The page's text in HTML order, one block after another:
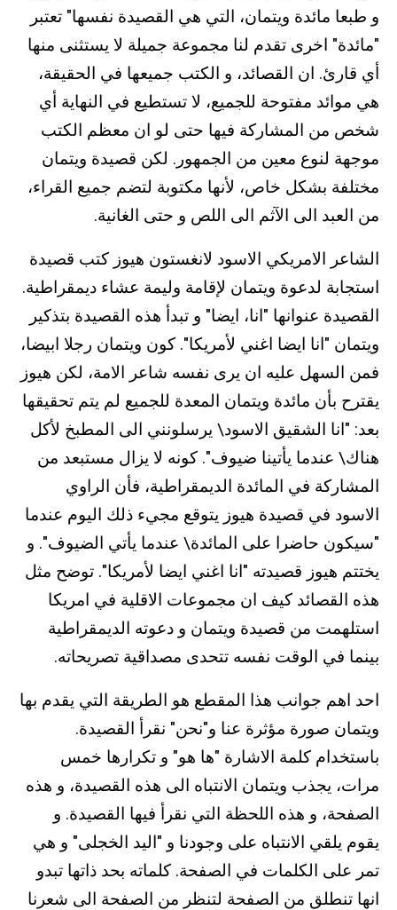
و طبعا مائدة ويتمان، التي هي القصيدة نفسها" تعتبر
"مائدة" اخرى تقدم لنا مجموعة جميلة لا يستثنى منها
أي قارئ. ان القصائد، و الكتب جميعها في الحقيقة،
هي موائد مفتوحة للجميع، لا تستطيع في النهاية أي
شخص من المشاركة فيها حتى لو ان معظم الكتب
موجهة لنوع معين من الجمهور. لكن قصيدة ويتمان
مختلفة بشكل خاص، لأنها مكتوبة لتضم جميع القراء،
من العبد الى الآثم الى اللص و حتى الغانية.
الشاعر الامريكي الاسود لانغستون هيوز كتب قصيدة
استجابة لدعوة ويتمان لإقامة وليمة عشاء ديمقراطية.
القصيدة عنوانها "انا، ايضا" و تبدأ هذه القصيدة بتذكير
ويتمان "انا ايضا اغني لأمريكا". كون ويتمان رجلا ابيضا،
فمن السهل عليه ان يرى نفسه شاعر الامة، لكن هيوز
يقترح بأن مائدة ويتمان المعدة للجميع لم يتم تحقيقها
بعد: "انا الشقيق الاسود\ يرسلونني الى المطبخ لأكل
هناك\ عندما يأتينا ضيوف". كونه لا يزال مستبعد من
المشاركة في المائدة الديمقراطية، فأن الراوي
الاسود في قصيدة هيوز يتوقع مجيء ذلك اليوم عندما
"سيكون حاضرا على المائدة\ عندما يأتي الضيوف". و
يختتم هيوز قصيدته "انا اغني ايضا لأمريكا". توضح مثل
هذه القصائد كيف ان مجموعات الاقلية في امريكا
استلهمت من قصيدة ويتمان و دعوته الديمقراطية
بينما في الوقت نفسه تتحدى مصداقية تصريحاته.
احد اهم جوانب هذا المقطع هو الطريقة التي يقدم بها
ويتمان صورة مؤثرة عنا و"نحن" نقرأ القصيدة.
باستخدام كلمة الاشارة "ها هو" و تكرارها خمس
مرات، يجذب ويتمان الانتباه الى هذه القصيدة، و هذه
الصفحة، و هذه اللحظة التي نقرأ فيها القصيدة. و
يقوم يلقي الانتباه على وجودنا و "اليد الخجلى" و هي
تمر على الكلمات في الصفحة. كلماته بحد ذاتها تبدو
انها تنطلق من الصفحة لتنظر من الصفحة الى شعرنا